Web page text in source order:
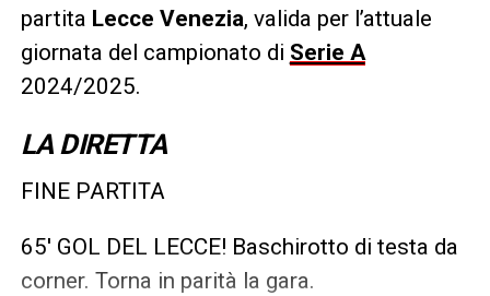
partita Lecce Venezia, valida per l’attuale
giornata del campionato di Serie A
2024/2025.
LA DIRETTA
FINE PARTITA
65′ GOL DEL LECCE! Baschirotto di testa da
corner. Torna in parità la gara.